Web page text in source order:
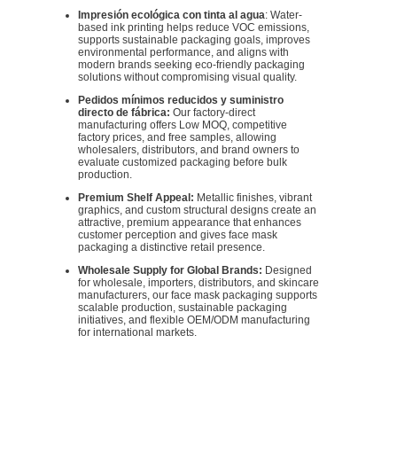
Impresión ecológica con tinta al agua: Water-
based ink printing helps reduce VOC emissions,
supports sustainable packaging goals, improves
environmental performance, and aligns with
modern brands seeking eco-friendly packaging
solutions without compromising visual quality.
Pedidos mínimos reducidos y suministro
directo de fábrica: Our factory-direct
manufacturing offers Low MOQ, competitive
factory prices, and free samples, allowing
wholesalers, distributors, and brand owners to
evaluate customized packaging before bulk
production.
Premium Shelf Appeal: Metallic finishes, vibrant
graphics, and custom structural designs create an
attractive, premium appearance that enhances
customer perception and gives face mask
packaging a distinctive retail presence.
Wholesale Supply for Global Brands: Designed
for wholesale, importers, distributors, and skincare
manufacturers, our face mask packaging supports
scalable production, sustainable packaging
initiatives, and flexible OEM/ODM manufacturing
for international markets.